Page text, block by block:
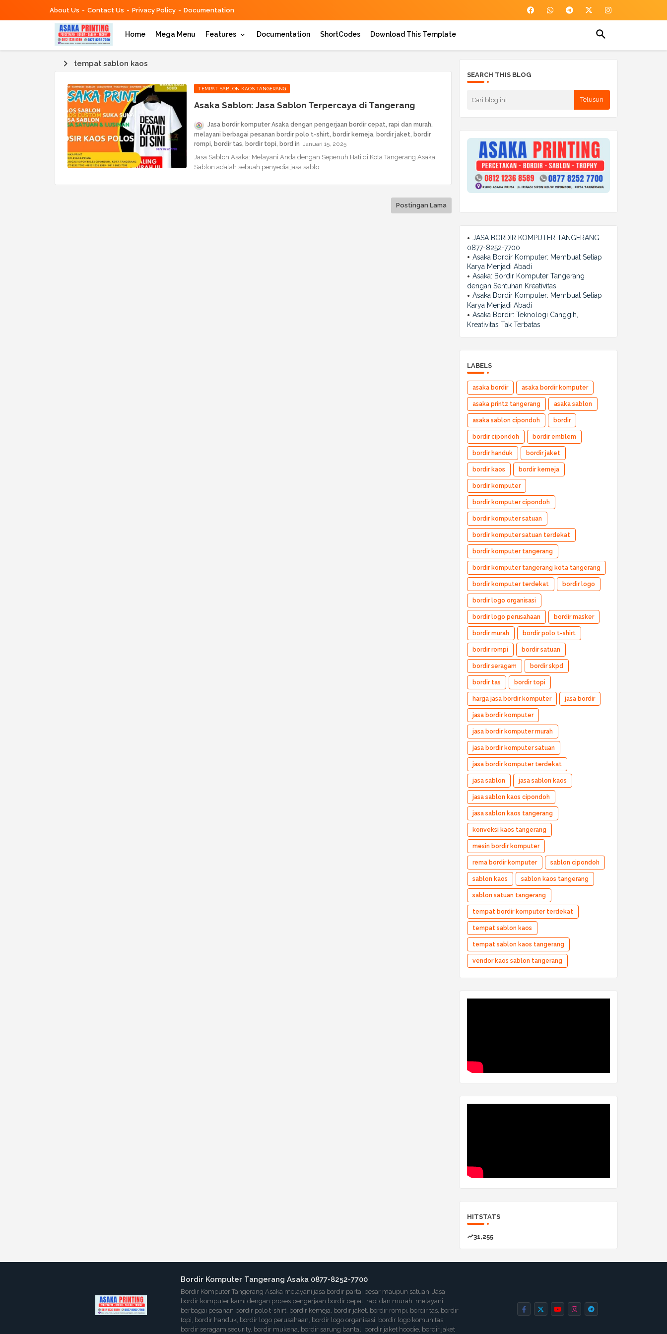
About Us Contact Us Privacy Policy Documentation
Home Mega Menu Features Documentation ShortCodes Download This Template
tempat sablon kaos
TEMPAT SABLON KAOS TANGERANG
Asaka Sablon: Jasa Sablon Terpercaya di Tangerang
Jasa bordir komputer Asaka dengan pengerjaan bordir cepat, rapi dan murah.
melayani berbagai pesanan bordir polo t-shirt, bordir kemeja, bordir jaket, bordir
rompi, bordir tas, bordir topi, bord
Januari 15, 2025
Jasa Sablon Asaka: Melayani Anda dengan Sepenuh Hati di Kota Tangerang Asaka
Sablon adalah sebuah penyedia jasa sablo…
Postingan Lama
SEARCH THIS BLOG
JASA BORDIR KOMPUTER TANGERANG
0877-8252-7700
Asaka Bordir Komputer: Membuat Setiap
Karya Menjadi Abadi
Asaka: Bordir Komputer Tangerang
dengan Sentuhan Kreativitas
Asaka Bordir Komputer: Membuat Setiap
Karya Menjadi Abadi
Asaka Bordir: Teknologi Canggih,
Kreativitas Tak Terbatas
LABELS
asaka bordir asaka bordir komputer
asaka printz tangerang asaka sablon
asaka sablon cipondoh bordir
bordir cipondoh bordir emblem
bordir handuk bordir jaket
bordir kaos bordir kemeja
bordir komputer
bordir komputer cipondoh
bordir komputer satuan
bordir komputer satuan terdekat
bordir komputer tangerang
bordir komputer tangerang kota tangerang
bordir komputer terdekat bordir logo
bordir logo organisasi
bordir logo perusahaan bordir masker
bordir murah bordir polo t-shirt
bordir rompi bordir satuan
bordir seragam bordir skpd
bordir tas bordir topi
harga jasa bordir komputer jasa bordir
jasa bordir komputer
jasa bordir komputer murah
jasa bordir komputer satuan
jasa bordir komputer terdekat
jasa sablon jasa sablon kaos
jasa sablon kaos cipondoh
jasa sablon kaos tangerang
konveksi kaos tangerang
mesin bordir komputer
rema bordir komputer sablon cipondoh
sablon kaos sablon kaos tangerang
sablon satuan tangerang
tempat bordir komputer terdekat
tempat sablon kaos
tempat sablon kaos tangerang
vendor kaos sablon tangerang
HITSTATS
31,255
Bordir Komputer Tangerang Asaka 0877-8252-7700
Bordir Komputer Tangerang Asaka melayani jasa bordir partai besar maupun satuan. Jasa
bordir komputer kami dengan proses pengerjaan bordir cepat, rapi dan murah. melayani
berbagai pesanan bordir polo t-shirt, bordir kemeja, bordir jaket, bordir rompi, bordir tas, bordir
topi, bordir handuk, bordir logo perusahaan, bordir logo organisasi, bordir logo komunitas,
bordir seragam security, bordir mukena, bordir sarung bantal, bordir jaket hoodie, bordir jaket